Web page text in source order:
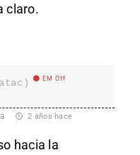
claro.
EM Off
2 años hace
hacia la